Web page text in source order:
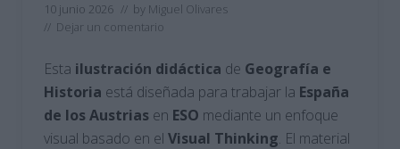
10 junio 2026 // by Miguel Olivares
// Dejar un comentario
Esta ilustración didáctica de Geografía e
Historia está diseñada para trabajar la España
de los Austrias en ESO mediante un enfoque
visual basado en el Visual Thinking. El material